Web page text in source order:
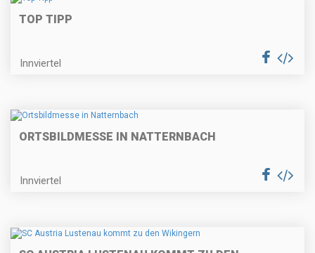
TOP TIPP
Innviertel
ORTSBILDMESSE IN NATTERNBACH
Innviertel